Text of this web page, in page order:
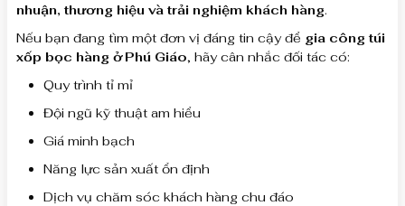
nhuận, thương hiệu và trải nghiệm khách hàng.
Nếu bạn đang tìm một đơn vị đáng tin cậy để gia công túi
xốp bọc hàng ở Phú Giáo, hãy cân nhắc đối tác có:
Quy trình tỉ mỉ
Đội ngũ kỹ thuật am hiểu
Giá minh bạch
Năng lực sản xuất ổn định
Dịch vụ chăm sóc khách hàng chu đáo